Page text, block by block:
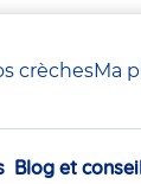
crèchesMa
Blog et